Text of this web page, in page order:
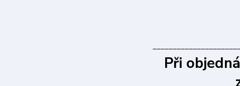
Při